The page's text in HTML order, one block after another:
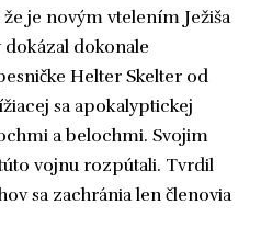
je novým vtelením Ježiša
dokonale
Helter Skelter od
sa apokalyptickej
a belochmi. Svojim
vojnu rozpútali. Tvrdil
sa zachránia len členovia